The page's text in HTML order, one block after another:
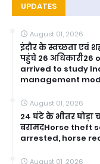
UPDATES
August 01, 2026
इंदौर के स्वच्छता एवं
पहुंचे 26
arrived to study
management
August 01, 2026
24 घंटे के भीतर घोड़ा
बरामदHorse theft
arrested, horse
August 01, 2026